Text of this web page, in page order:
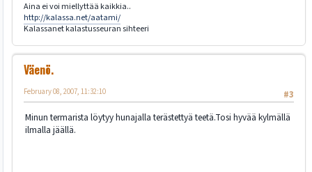
Aina ei voi miellyttää kaikkia..
http://kalassa.net/aatami/
Kalassanet kalastusseuran sihteeri
Väenö.
#3
February 08, 2007, 11:32:10
Minun termarista löytyy hunajalla terästettyä teetä.Tosi hyvää kylmällä
ilmalla jäällä.